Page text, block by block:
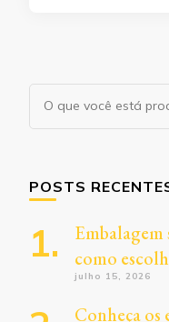
Procurando
algo?
POSTS
Embalagem
como
julho 15, 2026
Conheça os